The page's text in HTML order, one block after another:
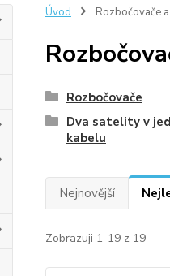
Úvod Rozbočovače
Rozbočovače
Dva satelity v
kabelu
Nejnovější
Zobrazuji 1-19 z 19